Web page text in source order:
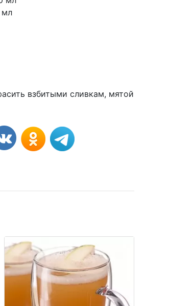
мл
взбитыми сливкам, мятой